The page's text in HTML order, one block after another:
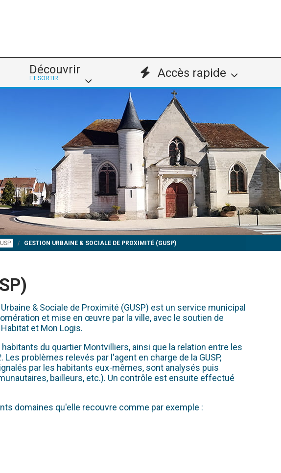
Découvrir
ET SORTIR Accès rapide
GESTION URBAINE & SOCIALE DE PROXIMITÉ (GUSP)
& Sociale de Proximité (GUSP) est un service municipal
et mise en œuvre par la ville, avec le soutien de
et Mon Logis.
du quartier Montvilliers, ainsi que la relation entre les
. Les problèmes relevés par l'agent en charge de la GUSP,
par les habitants eux-mêmes, sont analysés puis
bailleurs, etc.). Un contrôle est ensuite effectué
domaines qu'elle recouvre comme par exemple :